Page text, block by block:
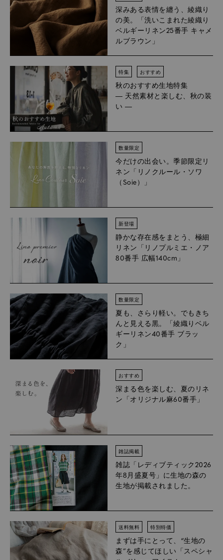
深みある表情を纏う、綾織り
の美。「洗いこまれた綾織り
ベルギーリネン25番手 キャメ
ルブラウン」
特集 おすすめ
秋のおすすめ生地特集
― 天然素材と楽しむ、秋の装
い ―
数量限定
今だけの出会い。季節限定リ
ネン 「リノクルール・ソワ
（Soie）」
新登場
静かな存在感をまとう、極細
リネン「リノプルミエ・ノア
80番手 広幅140cm」
数量限定
夏も、さらり軽い。でもきち
んと見える黒。「綾織りベル
ギーリネン40番手 ブラッ
ク」
おすすめ
深まる色を楽しむ、夏のリネ
ン「オリジナル麻60番手」
雑誌掲載
雑誌「レディブティック2026
年8月盛夏号」に生地の森の
生地が掲載されました。
送料無料 特別特価
まずは手にとって、“生地の
森”を感じてほしい「スペシャ